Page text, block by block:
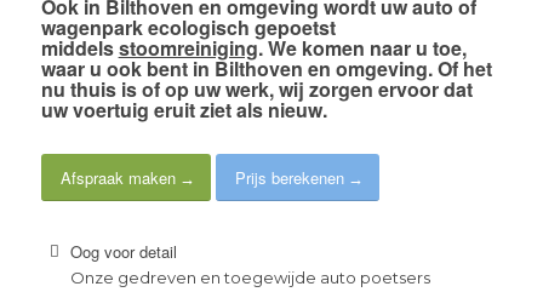
Ook in Bilthoven en omgeving wordt uw auto of
wagenparkecologisch gepoetst
middelsstoomreiniging. We komen naar u toe,
waar u ook bent in Bilthoven en omgeving. Of het
nu thuis is of op uw werk,wij zorgen ervoor dat
uw voertuig eruit ziet als nieuw.
Afspraak maken Prijs berekenen
Oog voor detail
Onze gedreven en toegewijde auto poetsers